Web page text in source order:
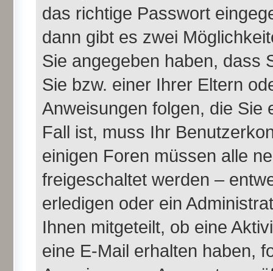
das richtige Passwort
dann gibt es zwei
Sie angegeben haben, dass
Sie bzw. einer Ihrer Eltern
Anweisungen folgen, die Sie
Fall ist, muss Ihr
einigen Foren müssen alle
freigeschaltet werden –
erledigen oder ein
Ihnen mitgeteilt, ob eine
eine E-Mail erhalten haben,